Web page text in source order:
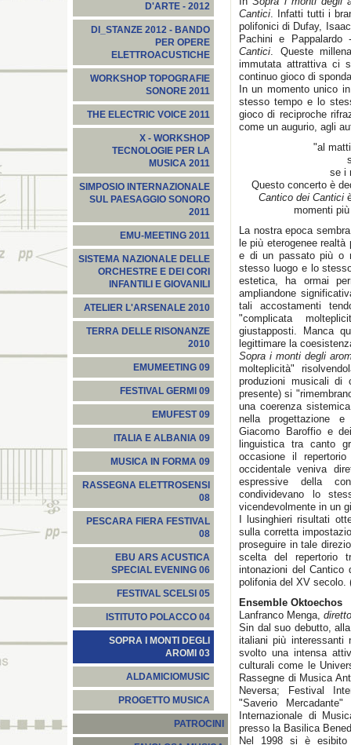
D'ARTE - 2012
DI_STANZE 2012 - BANDO
PER OPERE
ELETTROACUSTICHE
WORKSHOP TOPOGRAFIE
SONORE 2011
THE ELECTRIC VOICE 2011
X - WORKSHOP
TECNOLOGIE PER LA
MUSICA 2011
SIMPOSIO INTERNAZIONALE
SUL PAESAGGIO SONORO
2011
EMU-MEETING 2011
SISTEMA NAZIONALE DELLE
ORCHESTRE E DEI CORI
INFANTILI E GIOVANILI
ATELIER L'ARSENALE 2010
TERRA DELLE RISONANZE
2010
EMUMEETING 09
FESTIVAL GERMI 09
EMUFEST 09
ITALIA E ALBANIA 09
MUSICA IN FORMA 09
RASSEGNA ELETTROSENSI
08
PESCARA FIERA FESTIVAL
08
EBU ARS ACUSTICA
SPECIAL EVENING 06
FESTIVAL SCELSI 05
ISTITUTO POLACCO 04
SOPRA I MONTI DEGLI
AROMI 03
ALDAMICIOMUSIC
PROGETTO MUSICA
PATROCINI
Cantici. Infatti tutti i
polifonici di Dufay,
Pachini e
Cantici. Queste
immutata attrattiva ci
continuo gioco di
In un momento unico
stesso tempo e lo
gioco di reciproche
come un augurio, agli
"al
se i
Questo concerto è
Cantico dei Cantici
momenti
La nostra epoca
le più eterogenee
e di un passato più o
stesso luogo e lo
estetica, ha ormai
ampliandone
tali accostamenti
"complicata
giustapposti. Manca
legittimare la
Sopra i monti degli
molteplicità"
produzioni musicali di
presente) si
una coerenza
nella progettazione e
Giacomo Baroffio e
linguistica tra canto
occasione il
occidentale veniva
espressive della
condividevano lo
vicendevolmente in un
I lusinghieri risultati
sulla corretta
proseguire in tale
scelta del repertorio
intonazioni del Cantico
polifonia del XV secolo.
Ensemble Oktoechos
Lanfranco Menga,
Sin dal suo debutto,
italiani più interessanti
svolto una intensa
culturali come le
Rassegne di Musica
Neversa; Festival
"Saverio
Internazionale di
presso la Basilica
Nel 1998 si è esibito